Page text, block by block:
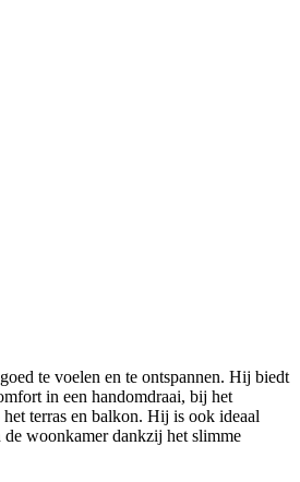
te voelen en te ontspannen. Hij biedt
in een handomdraai, bij het
terras en balkon. Hij is ook ideaal
woonkamer dankzij het slimme